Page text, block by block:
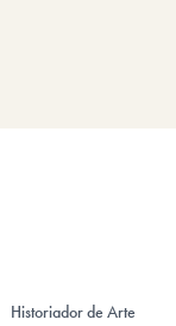
Historiador de Arte